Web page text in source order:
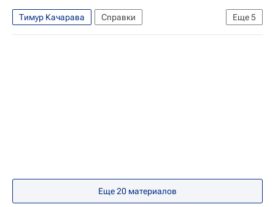
Еще5
Тимур Качарава
Справки
Санкт-Петербург
Европа
Еще20 материалов